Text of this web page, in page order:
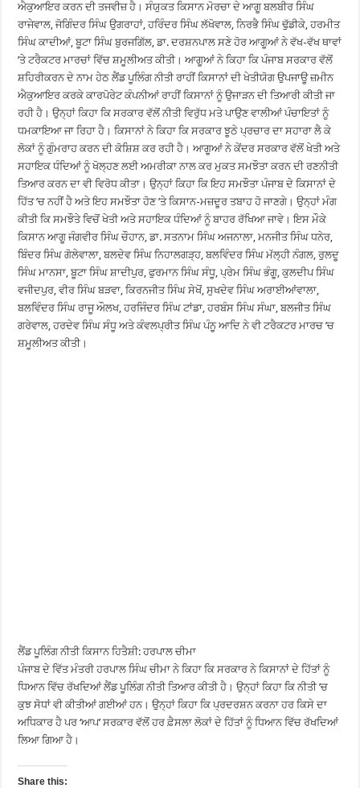
ਐਕੁਆਇਰ ਕਰਨ ਦੀ ਤਜਵੀਜ਼ ਹੈ। ਸੰਯੁਕਤ ਕਿਸਾਨ ਮੋਰਚਾ ਦੇ ਆਗੂ ਬਲਬੀਰ ਸਿੰਘ
ਰਾਜੇਵਾਲ, ਜੋਗਿੰਦਰ ਸਿੰਘ ਉਗਰਾਹਾਂ, ਹਰਿੰਦਰ ਸਿੰਘ ਲੱਖੋਵਾਲ, ਨਿਰਭੈ ਸਿੰਘ ਢੁੱਡੀਕੇ, ਹਰਮੀਤ
ਸਿੰਘ ਕਾਦੀਆਂ, ਬੂਟਾ ਸਿੰਘ ਬੁਰਜਗਿੱਲ, ਡਾ. ਦਰਸ਼ਨਪਾਲ ਸਣੇ ਹੋਰ ਆਗੂਆਂ ਨੇ ਵੱਖ-ਵੱਖ ਥਾਵਾਂ
’ਤੇ ਟਰੈਕਟਰ ਮਾਰਚਾਂ ਵਿੱਚ ਸ਼ਮੂਲੀਅਤ ਕੀਤੀ। ਆਗੂਆਂ ਨੇ ਕਿਹਾ ਕਿ ਪੰਜਾਬ ਸਰਕਾਰ ਵੱਲੋਂ
ਸ਼ਹਿਰੀਕਰਨ ਦੇ ਨਾਮ ਹੇਠ ਲੈਂਡ ਪੂਲਿੰਗ ਨੀਤੀ ਰਾਹੀਂ ਕਿਸਾਨਾਂ ਦੀ ਖੇਤੀਯੋਗ ਉਪਜਾਊ ਜ਼ਮੀਨ
ਐਕੁਆਇਰ ਕਰਕੇ ਕਾਰਪੋਰੇਟ ਕੰਪਨੀਆਂ ਰਾਹੀਂ ਕਿਸਾਨਾਂ ਨੂੰ ਉਜਾੜਨ ਦੀ ਤਿਆਰੀ ਕੀਤੀ ਜਾ
ਰਹੀ ਹੈ। ਉਨ੍ਹਾਂ ਕਿਹਾ ਕਿ ਸਰਕਾਰ ਵੱਲੋਂ ਨੀਤੀ ਵਿਰੁੱਧ ਮਤੇ ਪਾਉਣ ਵਾਲੀਆਂ ਪੰਚਾਇਤਾਂ ਨੂੰ
ਧਮਕਾਇਆ ਜਾ ਰਿਹਾ ਹੈ। ਕਿਸਾਨਾਂ ਨੇ ਕਿਹਾ ਕਿ ਸਰਕਾਰ ਝੂਠੇ ਪ੍ਰਚਾਰ ਦਾ ਸਹਾਰਾ ਲੈ ਕੇ
ਲੋਕਾਂ ਨੂੰ ਗੁੰਮਰਾਹ ਕਰਨ ਦੀ ਕੋਸ਼ਿਸ਼ ਕਰ ਰਹੀ ਹੈ। ਆਗੂਆਂ ਨੇ ਕੇਂਦਰ ਸਰਕਾਰ ਵੱਲੋਂ ਖੇਤੀ ਅਤੇ
ਸਹਾਇਕ ਧੰਦਿਆਂ ਨੂੰ ਖੋਲ੍ਹਣ ਲਈ ਅਮਰੀਕਾ ਨਾਲ ਕਰ ਮੁਕਤ ਸਮਝੌਤਾ ਕਰਨ ਦੀ ਰਣਨੀਤੀ
ਤਿਆਰ ਕਰਨ ਦਾ ਵੀ ਵਿਰੋਧ ਕੀਤਾ। ਉਨ੍ਹਾਂ ਕਿਹਾ ਕਿ ਇਹ ਸਮਝੌਤਾ ਪੰਜਾਬ ਦੇ ਕਿਸਾਨਾਂ ਦੇ
ਹਿੱਤ ’ਚ ਨਹੀਂ ਹੈ ਅਤੇ ਇਹ ਸਮਝੌਤਾ ਹੋਣ ’ਤੇ ਕਿਸਾਨ-ਮਜ਼ਦੂਰ ਤਬਾਹ ਹੋ ਜਾਣਗੇ। ਉਨ੍ਹਾਂ ਮੰਗ
ਕੀਤੀ ਕਿ ਸਮਝੌਤੇ ਵਿਚੋਂ ਖੇਤੀ ਅਤੇ ਸਹਾਇਕ ਧੰਦਿਆਂ ਨੂੰ ਬਾਹਰ ਰੱਖਿਆ ਜਾਵੇ। ਇਸ ਮੌਕੇ
ਕਿਸਾਨ ਆਗੂ ਜੰਗਵੀਰ ਸਿੰਘ ਚੌਹਾਨ, ਡਾ. ਸਤਨਾਮ ਸਿੰਘ ਅਜਨਾਲਾ, ਮਨਜੀਤ ਸਿੰਘ ਧਨੇਰ,
ਬਿੰਦਰ ਸਿੰਘ ਗੋਲੇਵਾਲਾ, ਬਲਦੇਵ ਸਿੰਘ ਨਿਹਾਲਗੜ੍ਹ, ਬਲਵਿੰਦਰ ਸਿੰਘ ਮੱਲ੍ਹੀ ਨੰਗਲ, ਰੁਲਦੂ
ਸਿੰਘ ਮਾਨਸਾ, ਬੂਟਾ ਸਿੰਘ ਸ਼ਾਦੀਪੁਰ, ਫੁਰਮਾਨ ਸਿੰਘ ਸੰਧੂ, ਪ੍ਰੇਮ ਸਿੰਘ ਭੰਗੂ, ਕੁਲਦੀਪ ਸਿੰਘ
ਵਜੀਦਪੁਰ, ਵੀਰ ਸਿੰਘ ਬੜਵਾ, ਕਿਰਨਜੀਤ ਸਿੰਘ ਸੇਖੋਂ, ਸੁਖਦੇਵ ਸਿੰਘ ਅਰਾਈਆਂਵਾਲਾ,
ਬਲਵਿੰਦਰ ਸਿੰਘ ਰਾਜੂ ਔਲਖ, ਹਰਜਿੰਦਰ ਸਿੰਘ ਟਾਂਡਾ, ਹਰਬੰਸ ਸਿੰਘ ਸੰਘਾ, ਬਲਜੀਤ ਸਿੰਘ
ਗਰੇਵਾਲ, ਹਰਦੇਵ ਸਿੰਘ ਸੰਧੂ ਅਤੇ ਕੰਵਲਪ੍ਰੀਤ ਸਿੰਘ ਪੰਨੂ ਆਦਿ ਨੇ ਵੀ ਟਰੈਕਟਰ ਮਾਰਚ ’ਚ
ਸ਼ਮੂਲੀਅਤ ਕੀਤੀ।
ਲੈਂਡ ਪੂਲਿੰਗ ਨੀਤੀ ਕਿਸਾਨ ਹਿਤੈਸ਼ੀ: ਹਰਪਾਲ ਚੀਮਾ
ਪੰਜਾਬ ਦੇ ਵਿੱਤ ਮੰਤਰੀ ਹਰਪਾਲ ਸਿੰਘ ਚੀਮਾ ਨੇ ਕਿਹਾ ਕਿ ਸਰਕਾਰ ਨੇ ਕਿਸਾਨਾਂ ਦੇ ਹਿੱਤਾਂ ਨੂੰ
ਧਿਆਨ ਵਿੱਚ ਰੱਖਦਿਆਂ ਲੈਂਡ ਪੂਲਿੰਗ ਨੀਤੀ ਤਿਆਰ ਕੀਤੀ ਹੈ। ਉਨ੍ਹਾਂ ਕਿਹਾ ਕਿ ਨੀਤੀ ’ਚ
ਕੁਝ ਸੋਧਾਂ ਵੀ ਕੀਤੀਆਂ ਗਈਆਂ ਹਨ। ਉਨ੍ਹਾਂ ਕਿਹਾ ਕਿ ਪ੍ਰਦਰਸ਼ਨ ਕਰਨਾ ਹਰ ਕਿਸੇ ਦਾ
ਅਧਿਕਾਰ ਹੈ ਪਰ ‘ਆਪ’ ਸਰਕਾਰ ਵੱਲੋਂ ਹਰ ਫ਼ੈਸਲਾ ਲੋਕਾਂ ਦੇ ਹਿੱਤਾਂ ਨੂੰ ਧਿਆਨ ਵਿੱਚ ਰੱਖਦਿਆਂ
ਲਿਆ ਗਿਆ ਹੈ।
Share this: